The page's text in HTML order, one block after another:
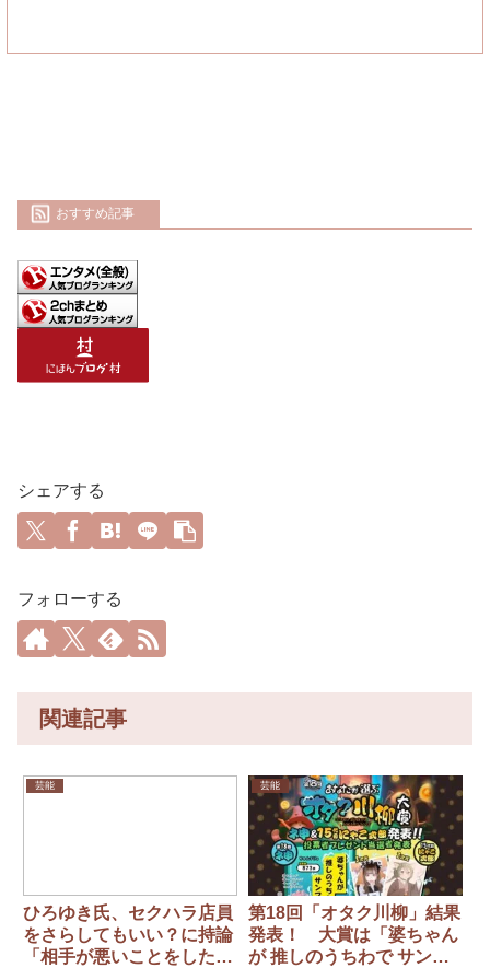
おすすめ記事
シェアする
フォローする
関連記事
芸能
ひろゆき氏、セクハラ店員
をさらしてもいい？に持論
「相手が悪いことをしたか
芸能
第18回「オタク川柳」結果
発表！ 大賞は「婆ちゃん
が 推しのうちわで サンマ